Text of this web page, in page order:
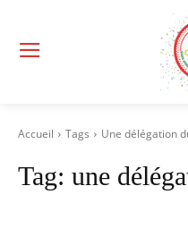
Accueil Tags Une délégation
Tag: une